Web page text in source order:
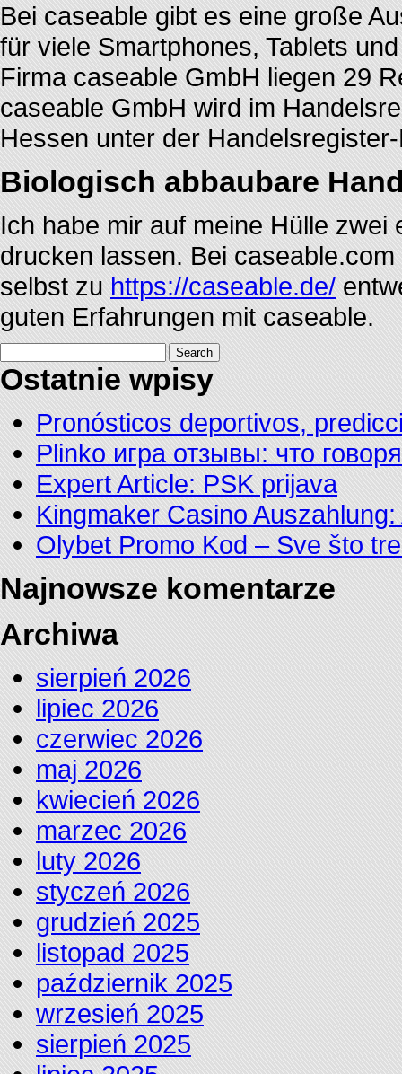
Bei caseable gibt es eine große
für viele Smartphones, Tablets
Firma caseable GmbH liegen 29
caseable GmbH wird im
Hessen unter der
Biologisch abbaubare
Ich habe mir auf meine Hülle
drucken lassen. Bei
selbst zu https://caseable.de/
guten Erfahrungen mit caseable.
for:
Ostatnie wpisy
Pronósticos deportivos,
Plinko игра отзывы: что
Expert Article: PSK prijava
Kingmaker Casino
Olybet Promo Kod – Sve što
Najnowsze komentarze
Archiwa
sierpień 2026
lipiec 2026
czerwiec 2026
maj 2026
kwiecień 2026
marzec 2026
luty 2026
styczeń 2026
grudzień 2025
listopad 2025
październik 2025
wrzesień 2025
sierpień 2025